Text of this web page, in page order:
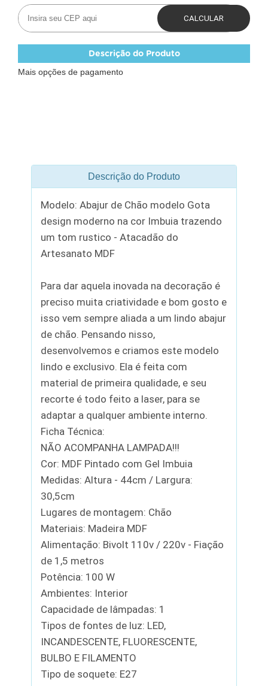
Descrição do Produto
Mais opções de pagamento
Descrição do Produto
Modelo: Abajur de Chão modelo Gota
design moderno na cor Imbuia trazendo
um tom rustico - Atacadão do
Artesanato MDF
Para dar aquela inovada na decoração é
preciso muita criatividade e bom gosto e
isso vem sempre aliada a um lindo abajur
de chão. Pensando nisso,
desenvolvemos e criamos este modelo
lindo e exclusivo. Ela é feita com
material de primeira qualidade, e seu
recorte é todo feito a laser, para se
adaptar a qualquer ambiente interno.
Ficha Técnica:
NÃO ACOMPANHA LAMPADA!!!
Cor: MDF Pintado com Gel Imbuia
Medidas: Altura - 44cm / Largura:
30,5cm
Lugares de montagem: Chão
Materiais: Madeira MDF
Alimentação: Bivolt 110v / 220v - Fiação
de 1,5 metros
Potência: 100 W
Ambientes: Interior
Capacidade de lâmpadas: 1
Tipos de fontes de luz: LED,
INCANDESCENTE, FLUORESCENTE,
BULBO E FILAMENTO
Tipo de soquete: E27